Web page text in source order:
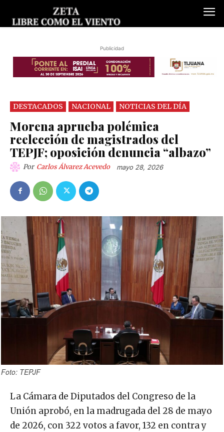
Publicidad
DESTACADOS NACIONAL NOTICIAS DEL DÍA
Morena aprueba polémica
reelección de magistrados del
TEPJF; oposición denuncia “albazo”
Por Carlos Álvarez Acevedo mayo 28, 2026
Foto: TEPJF
La Cámara de Diputados del Congreso de la
Unión aprobó, en la madrugada del 28 de mayo
de 2026, con 322 votos a favor, 132 en contra y